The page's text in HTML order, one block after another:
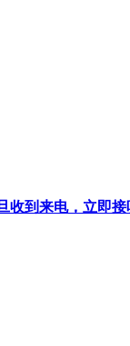
到来电，立即接